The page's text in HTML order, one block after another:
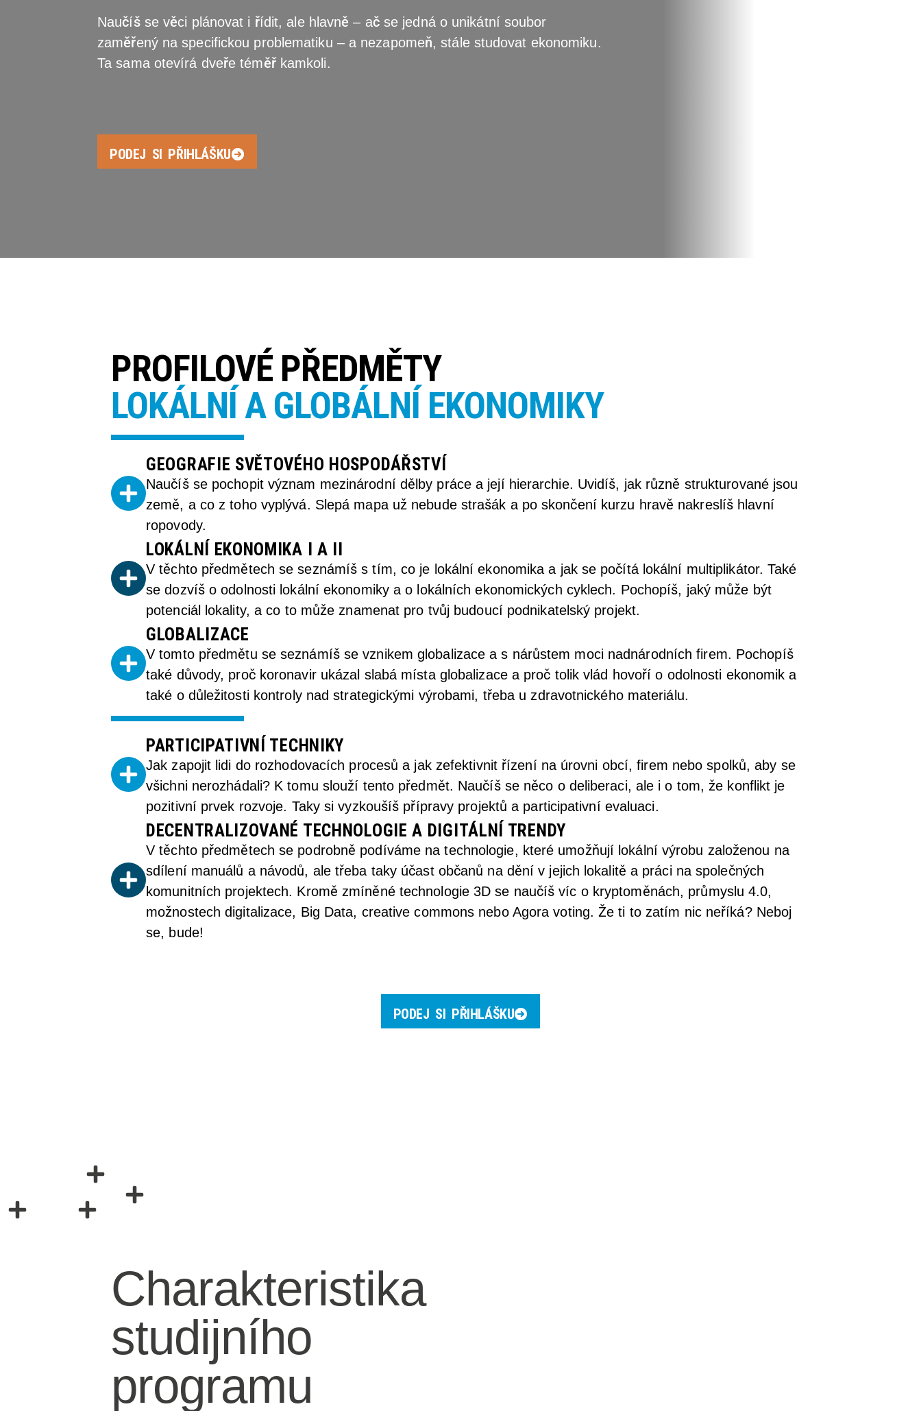
Naučíš se věci plánovat i řídit, ale hlavně – ač se jedná o unikátní soubor
zaměřený na specifickou problematiku – a nezapomeň, stále studovat ekonomiku.
Ta sama otevírá dveře téměř kamkoli.
PODEJ SI PŘIHLÁŠKU
PROFILOVÉ PŘEDMĚTY
LOKÁLNÍ A GLOBÁLNÍ EKONOMIKY
GEOGRAFIE SVĚTOVÉHO HOSPODÁŘSTVÍ
Naučíš se pochopit význam mezinárodní dělby práce a její hierarchie. Uvidíš, jak různě strukturované jsou
země, a co z toho vyplývá. Slepá mapa už nebude strašák a po skončení kurzu hravě nakreslíš hlavní
ropovody.
LOKÁLNÍ EKONOMIKA I A II
V těchto předmětech se seznámíš s tím, co je lokální ekonomika a jak se počítá lokální multiplikátor. Také
se dozvíš o odolnosti lokální ekonomiky a o lokálních ekonomických cyklech. Pochopíš, jaký může být
potenciál lokality, a co to může znamenat pro tvůj budoucí podnikatelský projekt.
GLOBALIZACE
V tomto předmětu se seznámíš se vznikem globalizace a s nárůstem moci nadnárodních firem. Pochopíš
také důvody, proč koronavir ukázal slabá místa globalizace a proč tolik vlád hovoří o odolnosti ekonomik a
také o důležitosti kontroly nad strategickými výrobami, třeba u zdravotnického materiálu.
PARTICIPATIVNÍ TECHNIKY
Jak zapojit lidi do rozhodovacích procesů a jak zefektivnit řízení na úrovni obcí, firem nebo spolků, aby se
všichni nerozhádali? K tomu slouží tento předmět. Naučíš se něco o deliberaci, ale i o tom, že konflikt je
pozitivní prvek rozvoje. Taky si vyzkoušíš přípravy projektů a participativní evaluaci.
DECENTRALIZOVANÉ TECHNOLOGIE A DIGITÁLNÍ TRENDY
V těchto předmětech se podrobně podíváme na technologie, které umožňují lokální výrobu založenou na
sdílení manuálů a návodů, ale třeba taky účast občanů na dění v jejich lokalitě a práci na společných
komunitních projektech. Kromě zmíněné technologie 3D se naučíš víc o kryptoměnách, průmyslu 4.0,
možnostech digitalizace, Big Data, creative commons nebo Agora voting. Že ti to zatím nic neříká? Neboj
se, bude!
PODEJ SI PŘIHLÁŠKU
Charakteristika
studijního
programu